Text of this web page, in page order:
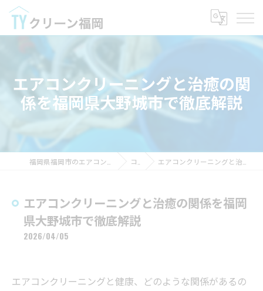
エアコンクリーニングと治癒の関
係を福岡県大野城市で徹底解説
コラム エアコンクリーニングと治癒の関係を福岡県大野城市で徹底解説
エアコンクリーニングと治癒の関係を福岡
県大野城市で徹底解説
2026/04/05
エアコンクリーニングと健康、どのような関係があるの